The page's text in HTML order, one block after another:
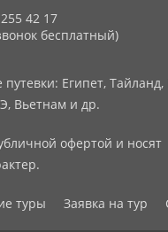
42 17
бесплатный)
Египет, Тайланд,
Вьетнам и др.
офертой и носят
туры Заявка на тур